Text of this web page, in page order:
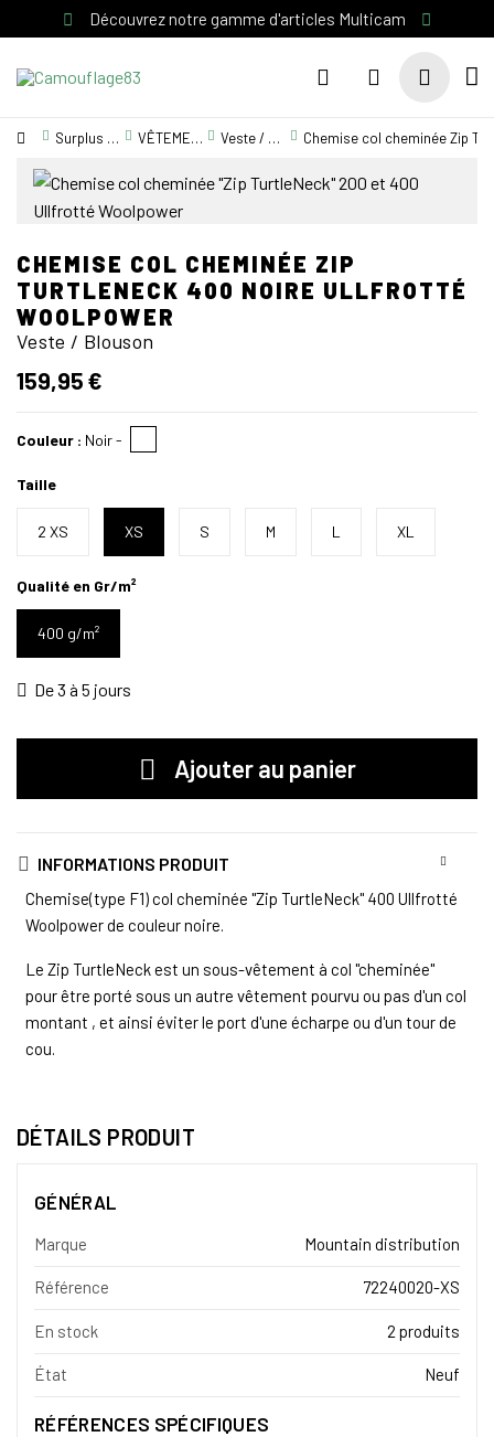
Découvrez notre gamme d'articles Multicam
Surplus Militaire VÊTEMENT MILITAIRE Veste / Blouson Chemise col cheminée Zip
CHEMISE COL CHEMINÉE ZIP
TURTLENECK 400 NOIRE ULLFROTTÉ
WOOLPOWER
Veste / Blouson
159,95 €
Couleur : Noir-
Taille
2 XS XS S M L XL
Qualité en Gr/m²
400 g/m²
De 3 à 5 jours
Ajouter au panier
INFORMATIONS PRODUIT
Chemise(type F1) col cheminée "Zip TurtleNeck" 400 Ullfrotté
Woolpower de couleur noire.
Le Zip TurtleNeck est un sous-vêtement à col "cheminée"
pour être porté sous un autre vêtement pourvu ou pas d'un col
montant , et ainsi éviter le port d'une écharpe ou d'un tour de
cou.
DÉTAILS PRODUIT
GÉNÉRAL
Marque Mountain distribution
Référence 72240020-XS
En stock 2 produits
État Neuf
RÉFÉRENCES SPÉCIFIQUES